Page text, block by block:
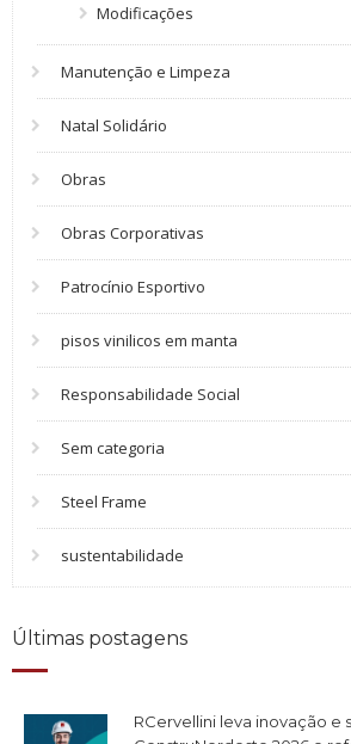
Modificações
Manutenção e Limpeza
Natal Solidário
Obras
Obras Corporativas
Patrocínio Esportivo
pisos vinilicos em manta
Responsabilidade Social
Sem categoria
Steel Frame
sustentabilidade
Últimas postagens
RCervellini leva inovação e